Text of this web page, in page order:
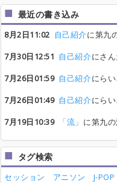
最近の書き込み
8月2日11:02 自己紹介に第九
7月30日12:51 自己紹介にさ
7月26日01:59 自己紹介にら
7月26日01:49 自己紹介にら
7月19日10:39
「流」 に第九
タグ検索
セッション アニソン J-POP